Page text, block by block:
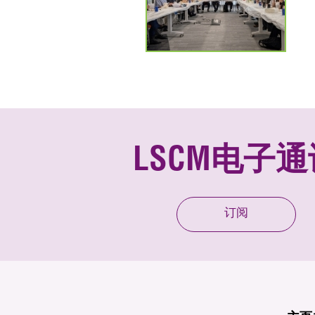
LSCM电子
订阅